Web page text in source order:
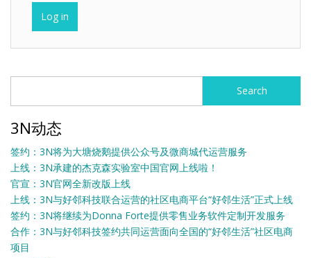
3N动态
签约：3N将为大塘烧鹅提供公众号及微商城代运营服务
上线：3N承建的杰克森实验室中国官网上线啦！
官宣：3N官网全新改版上线
上线：3N与好邻科技联合运营的社区电商平台“好邻生活”正式上线
签约：3N将继续为Donna Forte提供零售业务软件定制开发服务
合作：3N与好邻科技签约共同运营面向全国的“好邻生活”社区电商
项目